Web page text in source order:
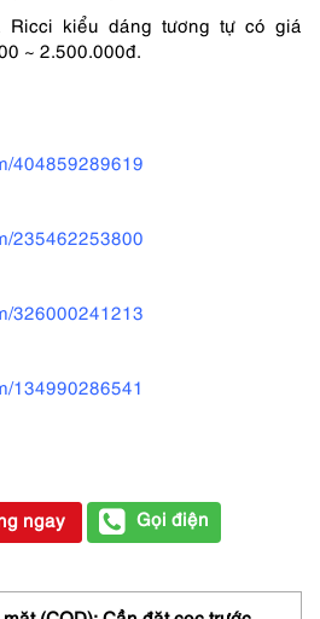
Ricci kiểu dáng tương tự có giá
~ 2.500.000đ.
404859289619
235462253800
326000241213
134990286541
ngay Gọi điện